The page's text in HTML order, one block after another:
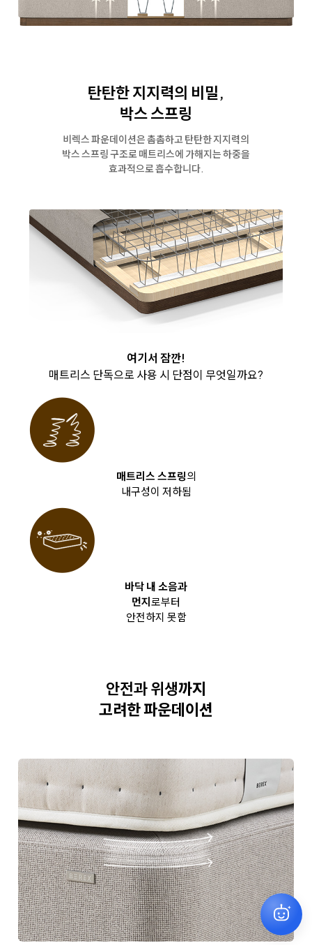
탄탄한 지지력의 비밀,
박스 스프링
비렉스 파운데이션은 촘촘하고 탄탄한 지지력의
박스 스프링 구조로 매트리스에 가해지는 하중을
효과적으로 흡수합니다.
여기서 잠깐!
매트리스 단독으로 사용 시 단점이 무엇일까요?
매트리스 스프링의
내구성이 저하됨
바닥 내 소음과
먼지로부터
안전하지 못함
안전과 위생까지
고려한 파운데이션